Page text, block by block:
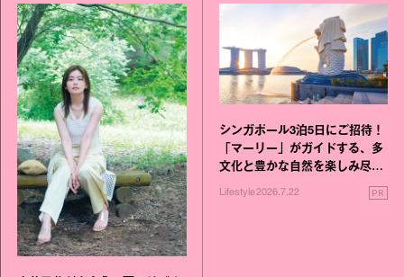
シンガポール3泊5日にご招待！
「マーリー」がガイドする、多
文化と豊かな自然を楽しみ尽く
Lifestyle2026.7.22 PR